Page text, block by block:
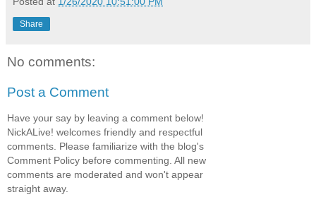
Share
No comments:
Post a Comment
Have your say by leaving a comment below!
NickALive! welcomes friendly and respectful
comments. Please familiarize with the blog's
Comment Policy before commenting. All new
comments are moderated and won't appear
straight away.